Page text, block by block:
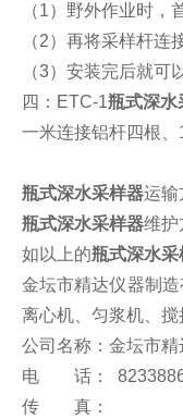
（1）野外作业时，
（2）再将采样杆连
（3）安装完后就可
四： ETC-1瓶式深水
一米连接铝杆四根、
瓶式深水采样器运输
瓶式深水采样器维护
如以上的瓶式深水采
金坛市精达仪器制
离心机、匀浆机、搅
公司名称： 金坛市精
电 话：
传 真：